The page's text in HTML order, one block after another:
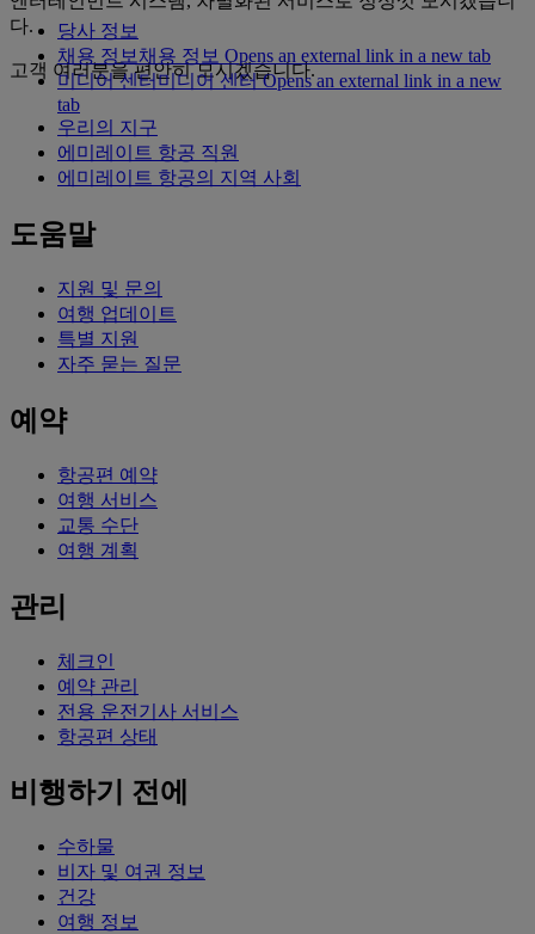
다.
고객 여러분을 편안히 모시겠습니다.
당사 정보
채용 정보 채용 정보 Opens an external link in a new tab
미디어 센터미디어 센터 Opens an external link in a new
tab
우리의 지구
에미레이트 항공 직원
에미레이트 항공의 지역 사회
도움말
지원 및 문의
여행 업데이트
특별 지원
자주 묻는 질문
예약
항공편 예약
여행 서비스
교통 수단
여행 계획
관리
체크인
예약 관리
전용 운전기사 서비스
항공편 상태
비행하기 전에
수하물
비자 및 여권 정보
건강
여행 정보